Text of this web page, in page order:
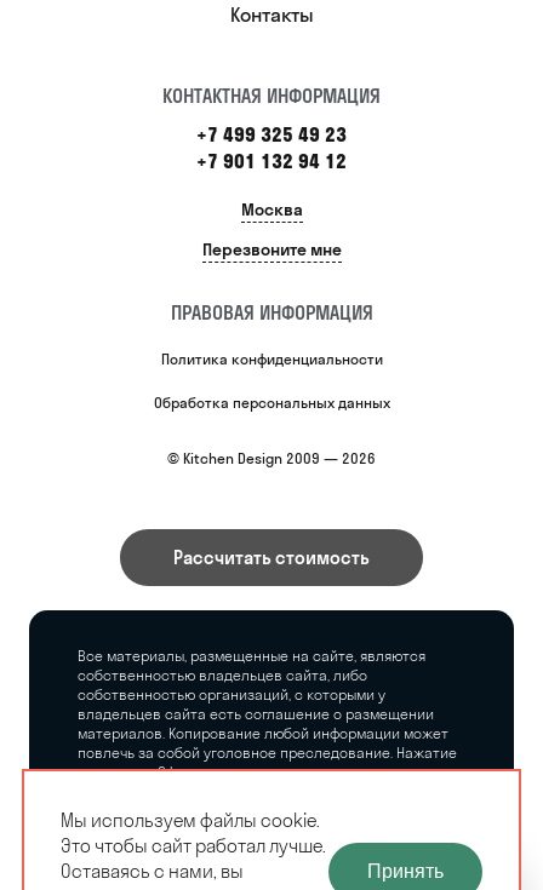
Контакты
КОНТАКТНАЯ ИНФОРМАЦИЯ
+7 499 325 49 23
+7 901 132 94 12
Москва
Перезвоните мне
ПРАВОВАЯ ИНФОРМАЦИЯ
Политика конфиденциальности
Обработка персональных данных
© Kitchen Design 2009 — 2026
Рассчитать стоимость
Все материалы, размещенные на сайте, являются
собственностью владельцев сайта, либо
собственностью организаций, с которыми у
владельцев сайта есть соглашение о размещении
материалов. Копирование любой информации может
повлечь за собой уголовное преследование. Нажатие
на кнопку «Оформить заказ», а также последующее
владельцев сайта никаких обязательств.
ЗАМЕРЩИК-
РАСЧЕТ КУХНИ
Мы используем файлы cookie.
Это чтобы сайт работал лучше.
Оставаясь с нами, вы
Принять